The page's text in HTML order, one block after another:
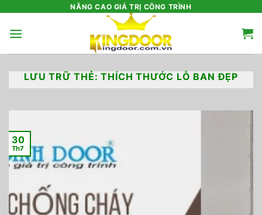
nội
NÂNG CAO GIÁ TRỊ CÔNG TRÌNH
LƯU TRỮ THẺ:THÍCH THƯỚC LỖ BAN ĐẸP
30
Th7